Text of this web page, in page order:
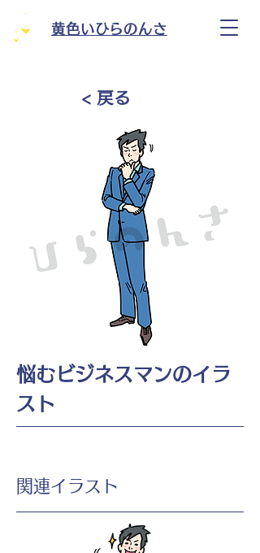
黄色いひらのんさ
< 戻る
悩むビジネスマンのイラ
スト
​関連イラスト